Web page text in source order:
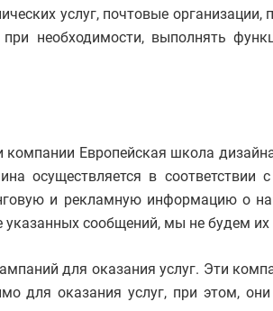
услуг, почтовые организации,
необходимости, выполнять
Европейская школа
осуществляется в соответствии
и рекламную информацию о
указанных сообщений, мы не будем
для оказания услуг. Эти
для оказания услуг, при этом,